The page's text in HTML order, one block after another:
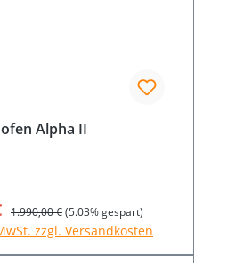
Alpha II
Regulärer Preis:
1.990,00 €(5.03% gespart)
zzgl. Versandkosten